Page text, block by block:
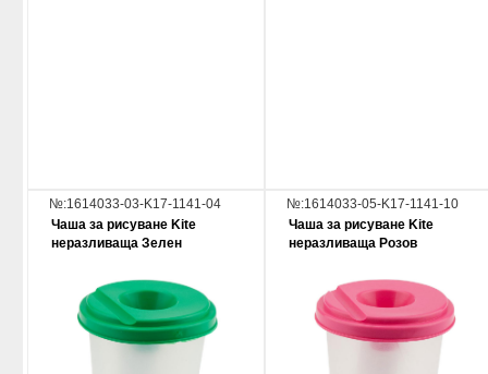
№:1614033-03-K17-1141-04
Чаша за рисуване Kite
неразливаща Зелен
№:1614033-05-K17-1141-10
Чаша за рисуване Kite
неразливаща Розов